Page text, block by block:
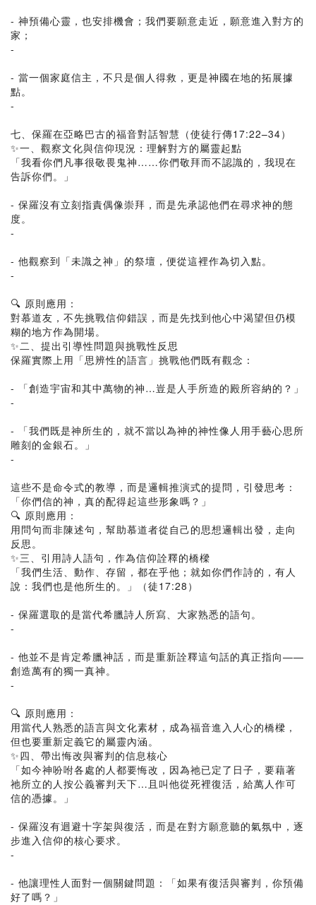
- 神預備心靈，也安排機會；我們要願意走近，願意進入對方的
家；
-
- 當一個家庭信主，不只是個人得救，更是神國在地的拓展據
點。
-
七、保羅在亞略巴古的福音對話智慧（使徒行傳17:22–34）
✨一、觀察文化與信仰現況：理解對方的屬靈起點
「我看你們凡事很敬畏鬼神……你們敬拜而不認識的，我現在
告訴你們。」
- 保羅沒有立刻指責偶像崇拜，而是先承認他們在尋求神的態
度。
-
- 他觀察到「未識之神」的祭壇，便從這裡作為切入點。
-
🔍 原則應用：
對慕道友，不先挑戰信仰錯誤，而是先找到他心中渴望但仍模
糊的地方作為開場。
✨二、提出引導性問題與挑戰性反思
保羅實際上用「思辨性的語言」挑戰他們既有觀念：
- 「創造宇宙和其中萬物的神…豈是人手所造的殿所容納的？」
-
- 「我們既是神所生的，就不當以為神的神性像人用手藝心思所
雕刻的金銀石。」
-
這些不是命令式的教導，而是邏輯推演式的提問，引發思考：
「你們信的神，真的配得起這些形象嗎？」
🔍 原則應用：
用問句而非陳述句，幫助慕道者從自己的思想邏輯出發，走向
反思。
✨三、引用詩人語句，作為信仰詮釋的橋樑
「我們生活、動作、存留，都在乎他；就如你們作詩的，有人
說：我們也是他所生的。」（徒17:28）
- 保羅選取的是當代希臘詩人所寫、大家熟悉的語句。
-
- 他並不是肯定希臘神話，而是重新詮釋這句話的真正指向——
創造萬有的獨一真神。
-
🔍 原則應用：
用當代人熟悉的語言與文化素材，成為福音進入人心的橋樑，
但也要重新定義它的屬靈內涵。
✨四、帶出悔改與審判的信息核心
「如今神吩咐各處的人都要悔改，因為祂已定了日子，要藉著
祂所立的人按公義審判天下…且叫他從死裡復活，給萬人作可
信的憑據。」
- 保羅沒有迴避十字架與復活，而是在對方願意聽的氣氛中，逐
步進入信仰的核心要求。
-
- 他讓理性人面對一個關鍵問題：「如果有復活與審判，你預備
好了嗎？」